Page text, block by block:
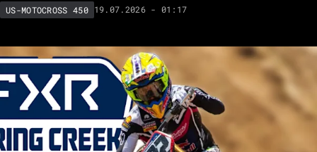
US-MOTOCROSS 450 19.07.2026 - 01:17